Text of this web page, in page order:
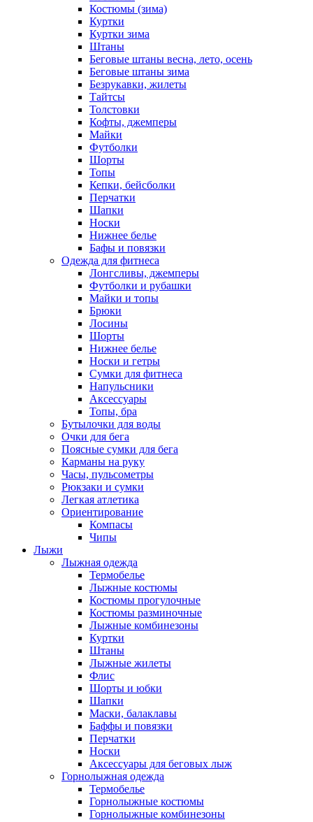
Костюмы (зима)
Куртки
Куртки зима
Штаны
Беговые штаны весна, лето, осень
Беговые штаны зима
Безрукавки, жилеты
Тайтсы
Толстовки
Кофты, джемперы
Майки
Футболки
Шорты
Топы
Кепки, бейсболки
Перчатки
Шапки
Носки
Нижнее белье
Бафы и повязки
Одежда для фитнеса
Лонгсливы, джемперы
Футболки и рубашки
Майки и топы
Брюки
Лосины
Шорты
Нижнее белье
Носки и гетры
Сумки для фитнеса
Напульсники
Аксессуары
Топы, бра
Бутылочки для воды
Очки для бега
Поясные сумки для бега
Карманы на руку
Часы, пульсометры
Рюкзаки и сумки
Легкая атлетика
Ориентирование
Компасы
Чипы
Лыжи
Лыжная одежда
Термобелье
Лыжные костюмы
Костюмы прогулочные
Костюмы разминочные
Лыжные комбинезоны
Куртки
Штаны
Лыжные жилеты
Флис
Шорты и юбки
Шапки
Маски, балаклавы
Баффы и повязки
Перчатки
Носки
Аксессуары для беговых лыж
Горнолыжная одежда
Термобелье
Горнолыжные костюмы
Горнолыжные комбинезоны